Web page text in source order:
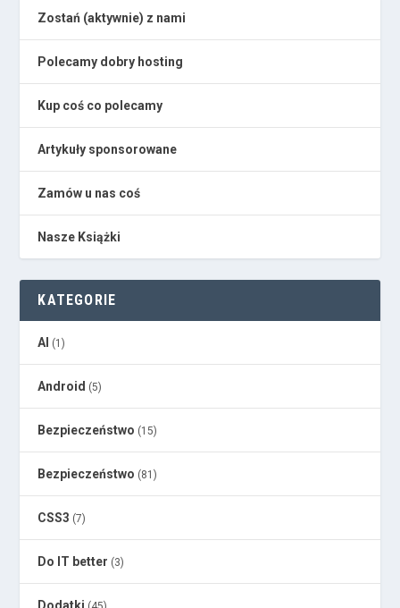
Zostań (aktywnie) z nami
Polecamy dobry hosting
Kup coś co polecamy
Artykuły sponsorowane
Zamów u nas coś
Nasze Książki
KATEGORIE
AI (1)
Android (5)
Bezpieczeństwo (15)
Bezpieczeństwo (81)
CSS3 (7)
Do IT better (3)